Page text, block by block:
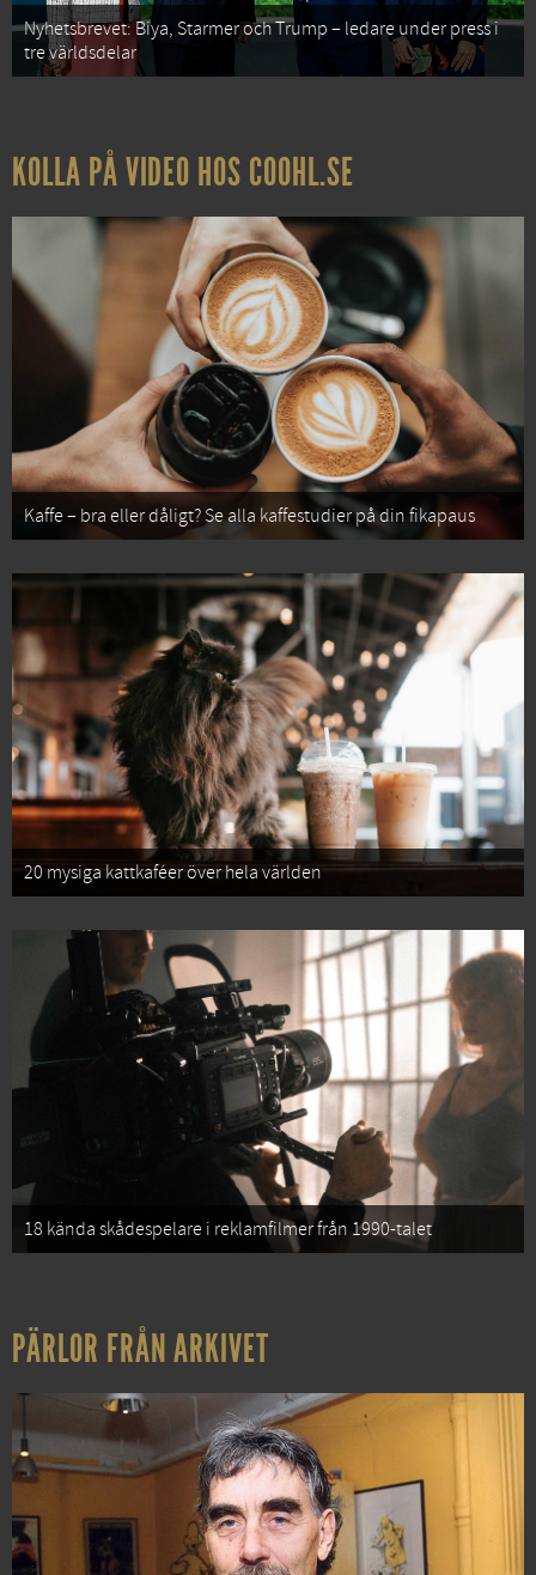
Nyhetsbrevet: Biya, Starmer och Trump – ledare under press i
tre världsdelar
KOLLA PÅ VIDEO HOS COOHL.SE
Kaffe – bra eller dåligt? Se alla kaffestudier på din fikapaus
20 mysiga kattkaféer över hela världen
18 kända skådespelare i reklamfilmer från 1990-talet
PÄRLOR FRÅN ARKIVET